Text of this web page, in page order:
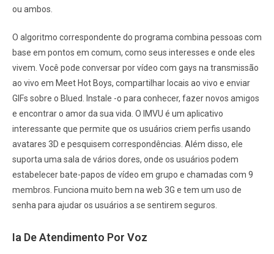
ou ambos.
O algoritmo correspondente do programa combina pessoas com
base em pontos em comum, como seus interesses e onde eles
vivem. Você pode conversar por vídeo com gays na transmissão
ao vivo em Meet Hot Boys, compartilhar locais ao vivo e enviar
GIFs sobre o Blued. Instale -o para conhecer, fazer novos amigos
e encontrar o amor da sua vida. O IMVU é um aplicativo
interessante que permite que os usuários criem perfis usando
avatares 3D e pesquisem correspondências. Além disso, ele
suporta uma sala de vários dores, onde os usuários podem
estabelecer bate-papos de vídeo em grupo e chamadas com 9
membros. Funciona muito bem na web 3G e tem um uso de
senha para ajudar os usuários a se sentirem seguros.
Ia De Atendimento Por Voz